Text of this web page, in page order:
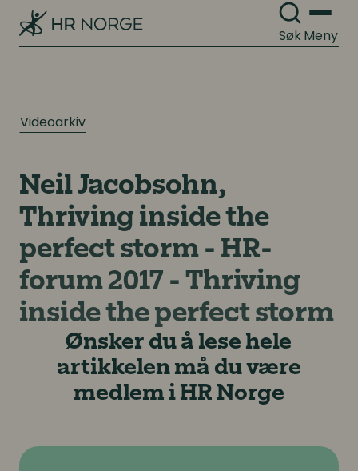
SøkMeny
Videoarkiv
Neil Jacobsohn,
Thriving inside the
perfect storm - HR-
forum 2017 - Thriving
inside the perfect storm
Ønsker du å lese hele
artikkelen må du være
medlem i HR Norge